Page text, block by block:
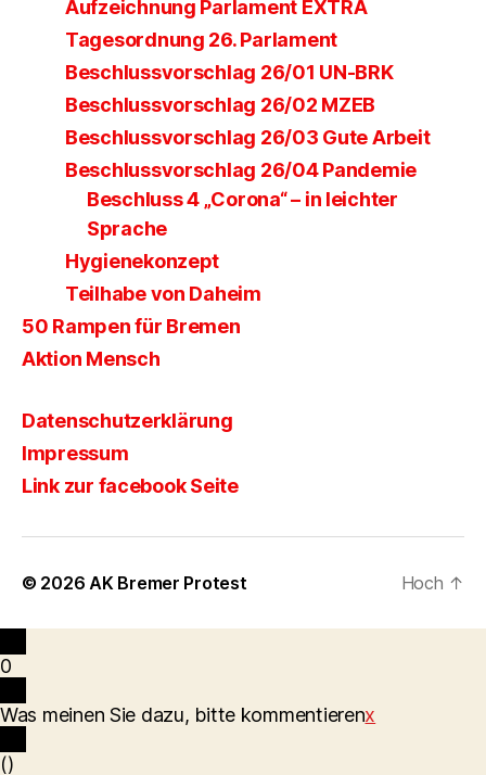
Aufzeichnung Parlament EXTRA
Tagesordnung 26. Parlament
Beschlussvorschlag 26/01 UN-BRK
Beschlussvorschlag 26/02 MZEB
Beschlussvorschlag 26/03 Gute Arbeit
Beschlussvorschlag 26/04 Pandemie
Beschluss 4 „Corona“ – in leichter
Sprache
Hygienekonzept
Teilhabe von Daheim
50 Rampen für Bremen
Aktion Mensch
Datenschutzerklärung
Impressum
Link zur facebook Seite
© 2026AK Bremer Protest Hoch ↑
0
Was meinen Sie dazu, bitte kommentierenx
()